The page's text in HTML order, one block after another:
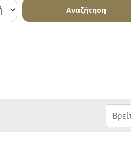
Αναζήτηση